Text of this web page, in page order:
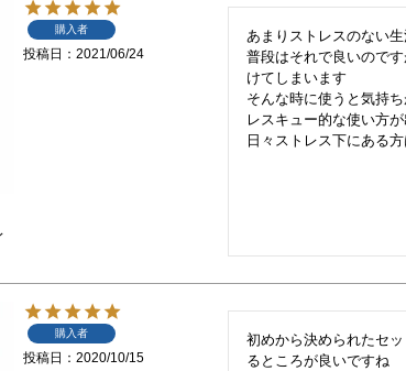
購入者
投稿日 2021/06/24
あまりストレスのない
普段はそれで良いので
けてしまいます
そんな時に使うと気持
レスキュー的な使い方
購入者
投稿日 2020/10/15
初めから決められたセ
るところが良いですね